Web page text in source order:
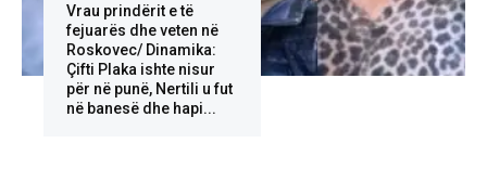
Vrau prindërit e të
fejuarës dhe veten në
Roskovec/ Dinamika:
Çifti Plaka ishte nisur
për në punë, Nertili u fut
në banesë dhe hapi...